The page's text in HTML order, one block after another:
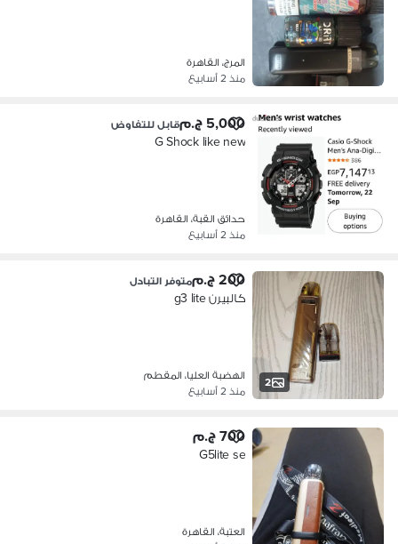
المرج، القاهرة
منذ 2 أسابيع
5,000 ج.م قابل للتفاوض
G Shock like new
حدائق القبة، القاهرة
منذ 2 أسابيع
2
200 ج.م متوفر التبادل
كالبيرن g3 lite
الهضبة العليا، المقطم
منذ 2 أسابيع
700 ج.م
G5lite se
العتبة، القاهرة